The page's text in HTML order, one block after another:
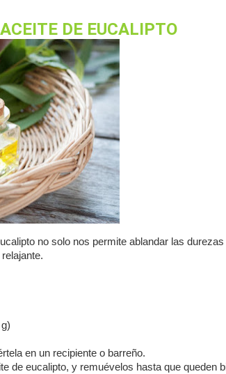
DE EUCALIPTO
no solo nos permite ablandar las
en un recipiente o barreño.
de eucalipto, y remuévelos hasta que queden